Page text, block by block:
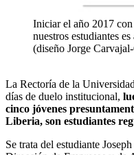
Iniciar el año 2017
nuestros estudiantes
(diseño Jorge
La Rectoría de la
días de duelo institucional,
cinco jóvenes
Liberia, son estudiantes
Se trata del estudiante